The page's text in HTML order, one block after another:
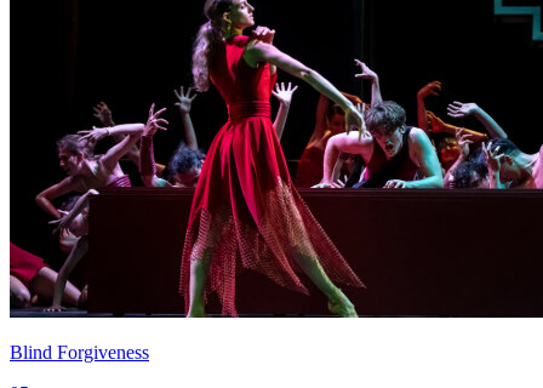
Blind Forgiveness